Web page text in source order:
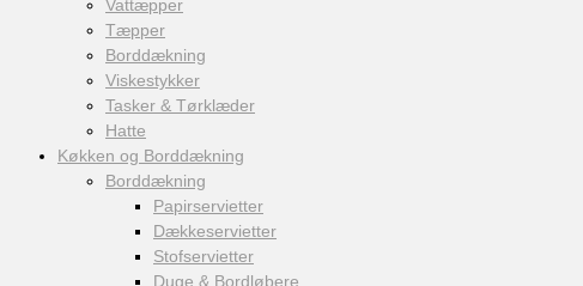
Vattæpper
Tæpper
Borddækning
Viskestykker
Tasker & Tørklæder
Hatte
Køkken og Borddækning
Borddækning
Papirservietter
Dækkeservietter
Stofservietter
Duge & Bordløbere